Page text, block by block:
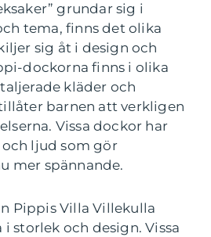
grundar sig i
tema, finns det olika
sig åt i design och
dockorna finns i olika
kläder och
barnen att verkligen
Vissa dockor har
ljud som gör
mer spännande.
Pippis Villa Villekulla
i storlek och design. Vissa